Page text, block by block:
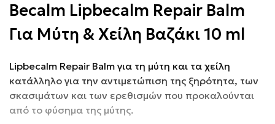
Becalm Lipbecalm Repair Balm
Για Μύτη & Χείλη Βαζάκι 10 ml
Lipbecalm Repair Balm για τη μύτη και τα χείλη
κατάλληλο για την αντιμετώπιση της ξηρότητα, των
σκασιμάτων και των ερεθισμών που προκαλούνται
από το φύσημα της μύτης.